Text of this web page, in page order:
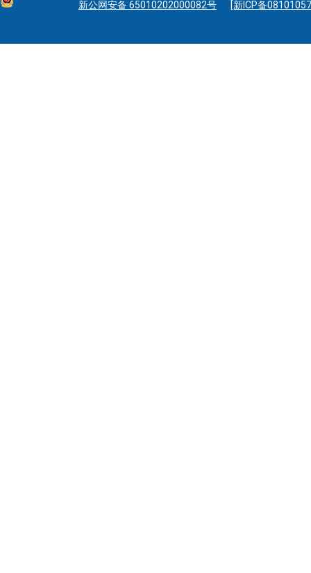
新公网安备 65010202000082号
[新ICP备